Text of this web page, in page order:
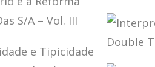
FINS DOS